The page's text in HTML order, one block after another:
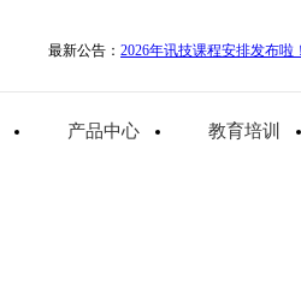
最新公告： 2026年讯技课程安排发布啦
产品中心 教育培训